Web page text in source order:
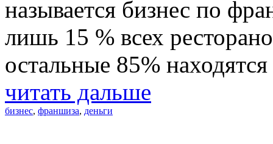
называется бизнес по
лишь 15 % всех
остальные 85%
читать дальше
бизнес, франшиза, деньги